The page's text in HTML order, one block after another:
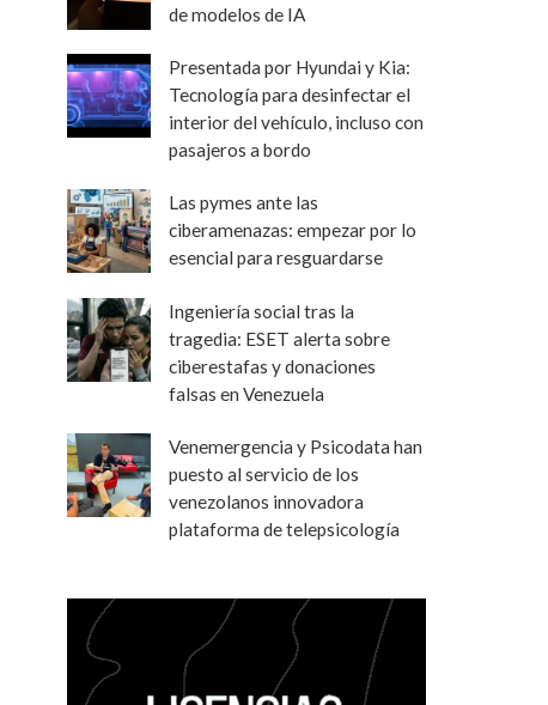
de modelos de IA
Presentada por Hyundai y Kia:
Tecnología para desinfectar el
interior del vehículo, incluso con
pasajeros a bordo
Las pymes ante las
ciberamenazas: empezar por lo
esencial para resguardarse
Ingeniería social tras la
tragedia: ESET alerta sobre
ciberestafas y donaciones
falsas en Venezuela
Venemergencia y Psicodata han
puesto al servicio de los
venezolanos innovadora
plataforma de telepsicología